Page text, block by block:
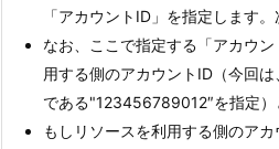
「アカウントID」を指定します。
なお、ここで指定する「アカウ
用する側のアカウントID（今回
である"123456789012″を指定）
もしリソースを利用する側のア